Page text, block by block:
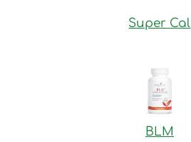
Super Cal
BLM